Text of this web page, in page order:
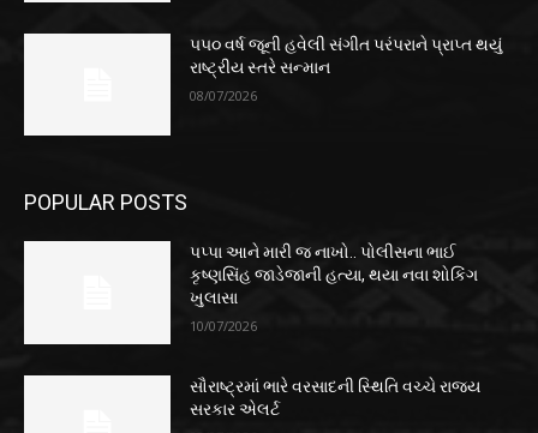
૫૫૦ વર્ષ જૂની હવેલી સંગીત પરંપરાને પ્રાપ્ત થયું
રાષ્ટ્રીય સ્તરે સન્માન
08/07/2026
POPULAR POSTS
પપ્પા આને મારી જ નાખો.. પોલીસના ભાઈ
કૃષ્ણસિંહ જાડેજાની હત્યા, થયા નવા શોકિંગ
ખુલાસા
10/07/2026
સૌરાષ્ટ્રમાં ભારે વરસાદની સ્થિતિ વચ્ચે રાજ્ય
સરકાર એલર્ટ